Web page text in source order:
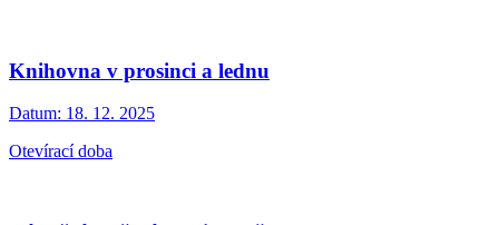
Knihovna v prosinci a lednu
Datum: 18. 12. 2025
Otevírací doba